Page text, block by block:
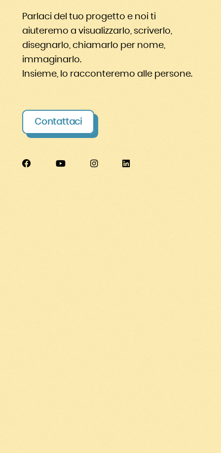
Parlaci del tuo progetto e noi ti
aiuteremo a visualizzarlo, scriverlo,
disegnarlo, chiamarlo per nome,
immaginarlo.
Insieme, lo racconteremo alle persone.
Contattaci